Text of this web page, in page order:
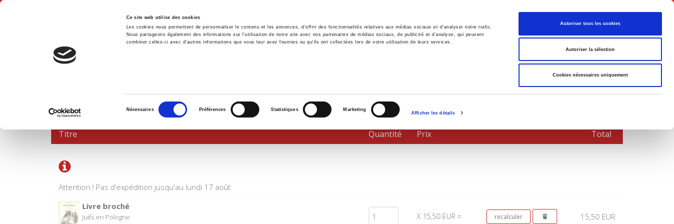
Ce site web utilise des cookies
Les cookies nous permettent de personnaliser le contenu et les annonces, d'offrir des fonctionnalités relatives aux médias sociaux et d'analyser notre trafic.
Nous partageons également des informations sur l'utilisation de notre site avec nos partenaires de médias sociaux, de publicité et d'analyse, qui peuvent
combiner celles-ci avec d'autres informations que vous leur avez fournies ou qu'ils ont collectées lors de votre utilisation de leurs services.
consentement
Nécessaires Préférences Statistiques Marketing
Afficher les détails
Autoriser tous les cookies
Autoriser la sélection
Cookies nécessaires uniquement
Français
Accueil Environnement Histoire International
PANIER D'ACHATS
Attention ! Pas d'expédition jusqu'au lundi 17 août
Titre Quantité Prix Total
Livre broché
Juifs en Pologne
X 15,50 EUR = 15,50 EUR